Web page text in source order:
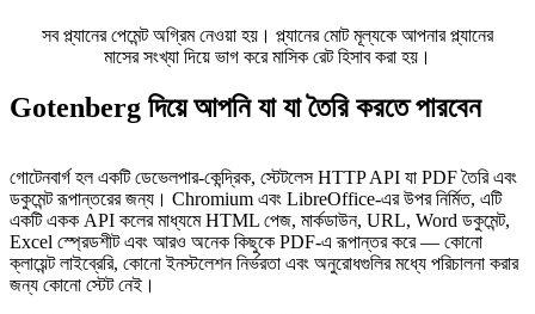
সব প্ল্যানের পেমেন্ট অগ্রিম নেওয়া হয়। প্ল্যানের মোট মূল্যকে আপনার প্ল্যানের
মাসের সংখ্যা দিয়ে ভাগ করে মাসিক রেট হিসাব করা হয়।
Gotenberg দিয়ে আপনি যা যা তৈরি করতে পারবেন
গোটেনবার্গ হল একটি ডেভেলপার-কেন্দ্রিক, স্টেটলেস HTTP API যা PDF তৈরি এবং
ডকুমেন্ট রূপান্তরের জন্য। Chromium এবং LibreOffice-এর উপর নির্মিত, এটি
একটি একক API কলের মাধ্যমে HTML পেজ, মার্কডাউন, URL, Word ডকুমেন্ট,
Excel স্প্রেডশীট এবং আরও অনেক কিছুকে PDF-এ রূপান্তর করে — কোনো
ক্লায়েন্ট লাইব্রেরি, কোনো ইনস্টলেশন নির্ভরতা এবং অনুরোধগুলির মধ্যে পরিচালনা করার
জন্য কোনো স্টেট নেই।